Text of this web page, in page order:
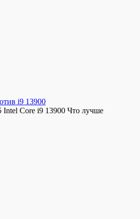
i9 13900
Intel Core i9 13900 Что лучше